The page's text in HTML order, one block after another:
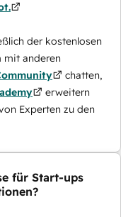
der kostenlosen
mit anderen
chatten,
erweitern
Experten zu den
für Start-ups